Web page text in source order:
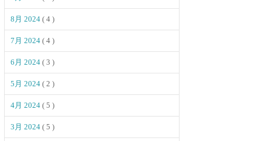
8月 2024 ( 4 )
7月 2024 ( 4 )
6月 2024 ( 3 )
5月 2024 ( 2 )
4月 2024 ( 5 )
3月 2024 ( 5 )